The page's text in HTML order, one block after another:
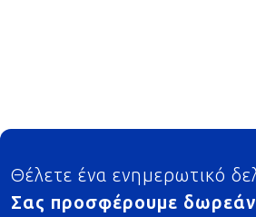
Footer
Θέλετε ένα ενημερωτικό
Σας προσφέρουμε